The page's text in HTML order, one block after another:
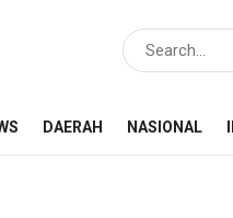
DAERAH NASIONAL